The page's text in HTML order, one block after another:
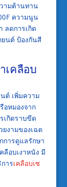
ามต้านทาน
ความนูน
ลดการเกิด
นต์ ป้องกันสี
เคลือบ
ต์ เพิ่มความ
อหมองจาก
เกิดราบขีด
งามของเฉด
การดูแลรักษา
ลือบเงาหนัง มี
ารเคลือบเซ